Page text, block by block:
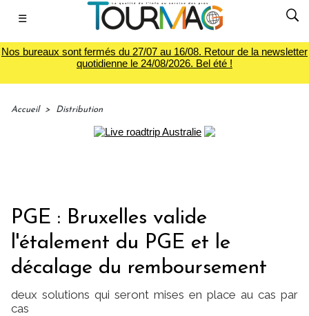
☰
Nos bureaux sont fermés du 27/07 au 16/08. Retour de la newsletter
quotidienne le 24/08/2026. Bel été !
Accueil > Distribution
PGE : Bruxelles valide
l'étalement du PGE et le
décalage du remboursement
deux solutions qui seront mises en place au cas par
cas